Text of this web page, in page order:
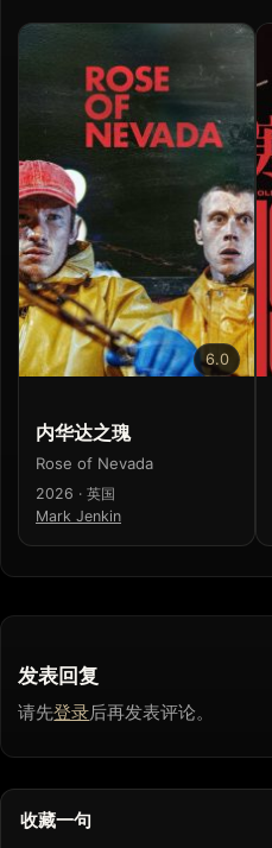
6.0
内华达之瑰
Rose of Nevada
2026 · 英国
Mark Jenkin
发表回复
请先登录后再发表评论。
收藏一句